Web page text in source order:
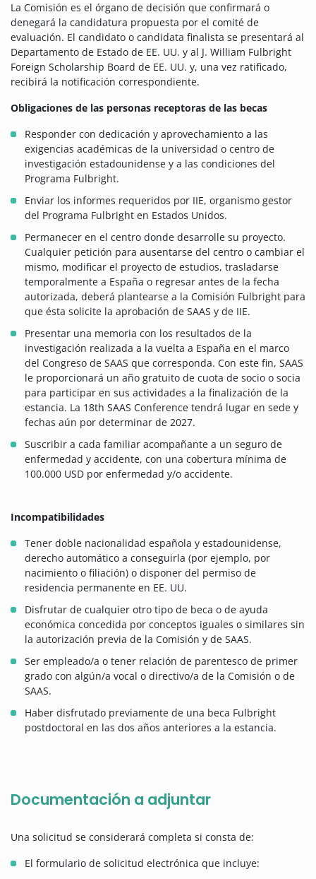
La Comisión es el órgano de decisión que confirmará o
denegará la candidatura propuesta por el comité de
evaluación. El candidato o candidata finalista se presentará al
Departamento de Estado de EE. UU. y al J. William Fulbright
Foreign Scholarship Board de EE. UU. y, una vez ratificado,
recibirá la notificación correspondiente.
Obligaciones de las personas receptoras de las becas
Responder con dedicación y aprovechamiento a las
exigencias académicas de la universidad o centro de
investigación estadounidense y a las condiciones del
Programa Fulbright.
Enviar los informes requeridos por IIE, organismo gestor
del Programa Fulbright en Estados Unidos.
Permanecer en el centro donde desarrolle su proyecto.
Cualquier petición para ausentarse del centro o cambiar el
mismo, modificar el proyecto de estudios, trasladarse
temporalmente a España o regresar antes de la fecha
autorizada, deberá plantearse a la Comisión Fulbright para
que ésta solicite la aprobación de SAAS y de IIE.
Presentar una memoria con los resultados de la
investigación realizada a la vuelta a España en el marco
del Congreso de SAAS que corresponda. Con este fin, SAAS
le proporcionará un año gratuito de cuota de socio o socia
para participar en sus actividades a la finalización de la
estancia. La 18th SAAS Conference tendrá lugar en sede y
fechas aún por determinar de 2027.
Suscribir a cada familiar acompañante a un seguro de
enfermedad y accidente, con una cobertura mínima de
100.000 USD por enfermedad y/o accidente.
Incompatibilidades
Tener doble nacionalidad española y estadounidense,
derecho automático a conseguirla (por ejemplo, por
nacimiento o filiación) o disponer del permiso de
residencia permanente en EE. UU.
Disfrutar de cualquier otro tipo de beca o de ayuda
económica concedida por conceptos iguales o similares sin
la autorización previa de la Comisión y de SAAS.
Ser empleado/a o tener relación de parentesco de primer
grado con algún/a vocal o directivo/a de la Comisión o de
SAAS.
Haber disfrutado previamente de una beca Fulbright
postdoctoral en las dos años anteriores a la estancia.
Documentación a adjuntar
Una solicitud se considerará completa si consta de:
El formulario de solicitud electrónica que incluye: